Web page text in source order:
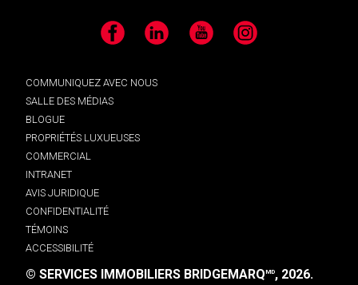
Facebook LinkedIn YouTube Instagram
COMMUNIQUEZ AVEC NOUS
SALLE DES MÉDIAS
BLOGUE
PROPRIÉTÉS LUXUEUSES
COMMERCIAL
INTRANET
AVIS JURIDIQUE
CONFIDENTIALITÉ
TÉMOINS
ACCESSIBILITÉ
© SERVICES IMMOBILIERS BRIDGEMARQMD, 2026.